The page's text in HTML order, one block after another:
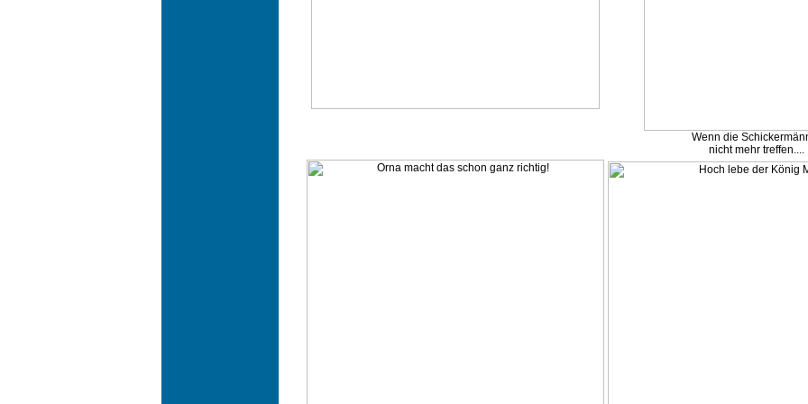
Wenn die
nicht mehr treffen....